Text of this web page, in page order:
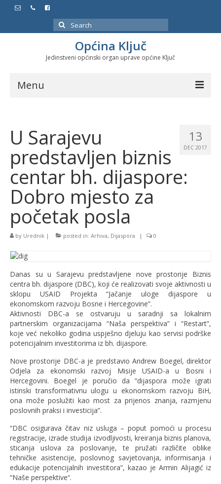
Search
for:
Općina Ključ
Jedinstveni općinski organ uprave općine Ključ
Menu
Službeni glasnici
Javne nabavke
Značajni datumi i manifestacije
Program energetske efikasnosti u stambenom
sektoru
13
DEC 2017
U Sarajevu
predstavljen biznis
centar bh. dijaspore:
Dobro mjesto za
početak posla
by Urednik | posted in: Arhiva, Dijaspora | 0
Danas su u Sarajevu predstavljene nove prostorije Biznis
centra bh. dijaspore (DBC), koji će realizovati svoje aktivnosti u
sklopu USAID Projekta “Jačanje uloge dijaspore u
ekonomskom razvoju Bosne i Hercegovine”.
Aktivnosti DBC-a se ostvaruju u saradnji sa lokalnim
partnerskim organizacijama “Naša perspektiva” i “Restart”,
koje već nekoliko godina uspješno djeluju kao servisi podrške
potencijalnim investitorima iz bh. dijaspore.
Nove prostorije DBC-a je predstavio Andrew Boegel, direktor
Odjela za ekonomski razvoj Misije USAID-a u Bosni i
Hercegovini. Boegel je poručio da “dijaspora može igrati
istinski transformativnu ulogu u ekonomskom razvoju BiH,
ona može poslužiti kao most za prijenos znanja, razmjenu
poslovnih praksi i investicija”.
“DBC osigurava čitav niz usluga – poput pomoći u procesu
registracije, izrade studija izvodljivosti, kreiranja biznis planova,
sticanja uslova za poslovanje, te pružati različite oblike
tehničke asistencije, poslovnog savjetovanja, informisanja i
edukacije potencijalnih investitora”, kazao je Armin Alijagić iz
“Naše perspektive“.